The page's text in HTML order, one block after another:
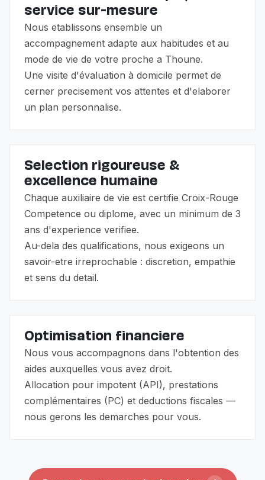
service sur-mesure
Nous etablissons ensemble un
accompagnement adapte aux habitudes et au
mode de vie de votre proche a Thoune.
Une visite d'évaluation à domicile permet de
cerner precisement vos attentes et d'elaborer
un plan personnalise.
Selection rigoureuse &
excellence humaine
Chaque auxiliaire de vie est certifie Croix-Rouge
Competence ou diplome, avec un minimum de 3
ans d'experience verifiee.
Au-dela des qualifications, nous exigeons un
savoir-etre irreprochable : discretion, empathie
et sens du detail.
Optimisation financiere
Nous vous accompagnons dans l'obtention des
aides auxquelles vous avez droit.
Allocation pour impotent (API), prestations
complémentaires (PC) et deductions fiscales —
nous gerons les demarches pour vous.